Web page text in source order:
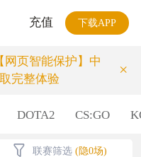
充值 下载APP
页智能保护】中
完整体验
×
DOTA2 CS:GO
联赛筛选 (隐0场)